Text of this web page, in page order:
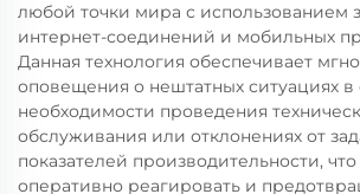
любой точки мира с использованием
интернет-соединений и мобильных
Данная технология обеспечивает
оповещения о нештатных ситуациях в
необходимости проведения
обслуживания или отклонениях от
показателей производительности,
оперативно реагировать и